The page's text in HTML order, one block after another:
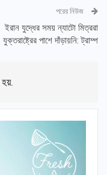
পরের নিউজ
ইরান যুদ্ধের সময় ন্যাটো মিত্ররা
যুক্তরাষ্ট্রের পাশে দাঁড়ায়নি: ট্রাম্প